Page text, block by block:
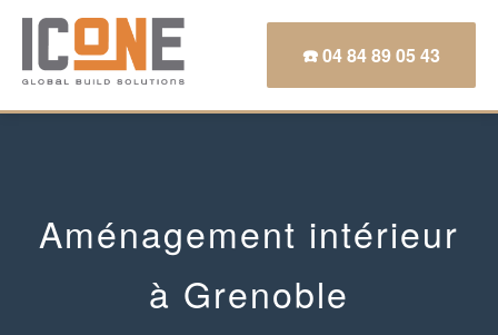
☎️ 04 84 89 05 43
Aménagement intérieur
à Grenoble